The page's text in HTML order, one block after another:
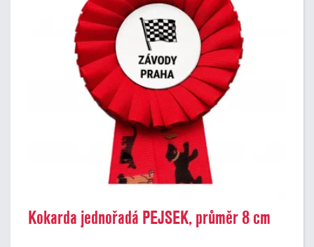
Kokarda jednořadá PEJSEK, průměr 8 cm